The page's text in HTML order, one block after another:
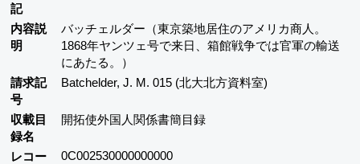
記
内容説
明
バッチェルダー（東京築地居住のアメリカ商人。
1868年ヤンツェ号で来日、箱館戦争では官軍の輸送
にあたる。）
請求記
号
Batchelder, J. M. 015 (北大北方資料室)
収載目
録名
開拓使外国人関係書簡目録
レコー
0C002530000000000